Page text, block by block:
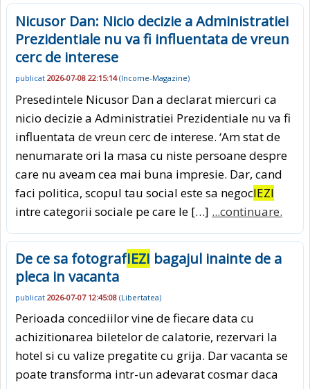
Nicusor Dan: Nicio decizie a Administratiei
Prezidentiale nu va fi influentata de vreun
cerc de interese
publicat 2026-07-08 22:15:14(Income-Magazine)
Presedintele Nicusor Dan a declarat miercuri ca
nicio decizie a Administratiei Prezidentiale nu va fi
influentata de vreun cerc de interese. ‘Am stat de
nenumarate ori la masa cu niste persoane despre
care nu aveam cea mai buna impresie. Dar, cand
faci politica, scopul tau social este sa negocIEZI
intre categorii sociale pe care le […] ...continuare.
De ce sa fotografIEZI bagajul inainte de a
pleca in vacanta
publicat 2026-07-07 12:45:08 (Libertatea)
Perioada concediilor vine de fiecare data cu
achizitionarea biletelor de calatorie, rezervari la
hotel si cu valize pregatite cu grija. Dar vacanta se
poate transforma intr-un adevarat cosmar daca